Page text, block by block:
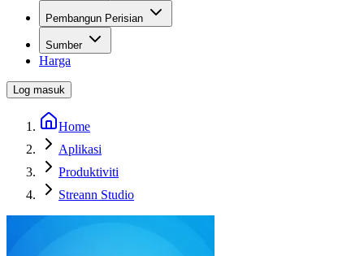
Pembangun Perisian
Sumber
Harga
Log masuk
Home
Aplikasi
Produktiviti
Streann Studio